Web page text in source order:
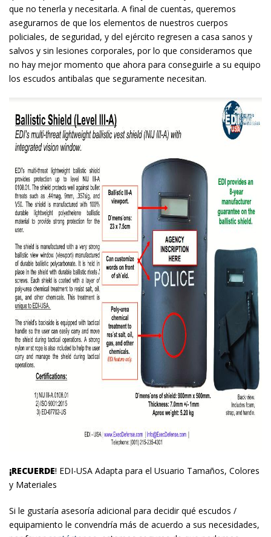
que no tenerla y necesitarla. A final de cuentas, queremos
asegurarnos de que los elementos de nuestros cuerpos
policiales, de seguridad, y del ejército regresen a casa sanos y
salvos y sin lesiones corporales, por lo que consideramos que
no hay mejor momento que ahora para conseguirle a su equipo
los escudos antibalas que seguramente necesitan.
¡RECUERDE! EDI-USA Adapta para el Usuario Tamaños, Colores
y Materiales
Si le gustaría asesoría adicional para decidir qué escudos /
equipamiento le convendría más de acuerdo a sus necesidades,